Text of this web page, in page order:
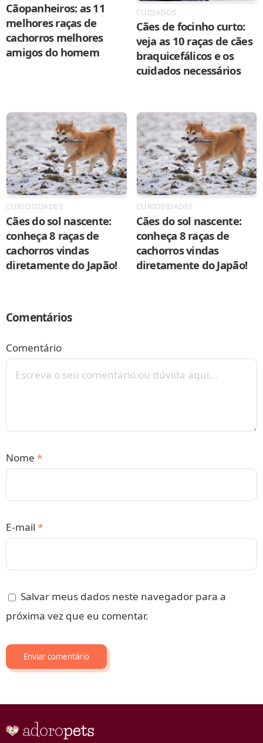
Cãopanheiros: as 11
melhores raças de
cachorros melhores
amigos do homem
CUIDADOS
Cães de focinho curto:
veja as 10 raças de cães
braquicefálicos e os
cuidados necessários
CURIOSIDADES
Cães do sol nascente:
conheça 8 raças de
cachorros vindas
diretamente do Japão!
CURIOSIDADES
Cães do sol nascente:
conheça 8 raças de
cachorros vindas
diretamente do Japão!
Comentários
Comentário
Nome *
E-mail *
Salvar meus dados neste navegador para a
próxima vez que eu comentar.